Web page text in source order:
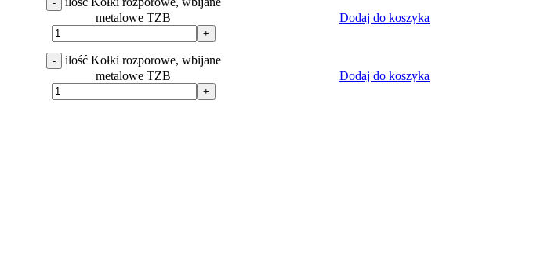
-
metalowe TZB
+
Dodaj do koszyka
-
ilość Kołki rozporowe, wbijane
metalowe TZB
+
Dodaj do koszyka